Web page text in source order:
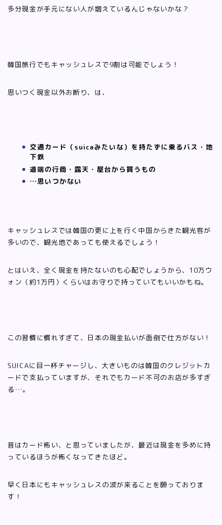
多分現金が手元にない人が増えているんじゃないかな？
韓国旅行でもキャッシュレスで9割は可能でしょう！
思いつく現金以外お断り、は、
交通カード（suicaみたいな）を持たずに乗るバス・地
下鉄
道端の行商・露天・屋台から買うもの
…思いつかない
キャッシュレスでは韓国の更に上を行く中国からきた観光客が
多いので、観光地であっても使えるでしょう！
とはいえ、全く現金を持たないのも心配でしょうから、10万ウ
ォン（約1万円）くらいはお守りで持っていてもいいかもね。
この習慣に慣れすぎて、日本の現金払いが面倒で仕方がない！
SUICAに目一杯チャージし、大きいものは韓国のクレジットカ
ードで支払っていますが、それでもカード不可のお店が多すぎ
る…。
昔はカード怖い、と思っていましたが、最近は現金を多めに持
っているほうが怖くなってきたほど。
早く日本にもキャッシュレスの波が来ることを願っておりま
す！